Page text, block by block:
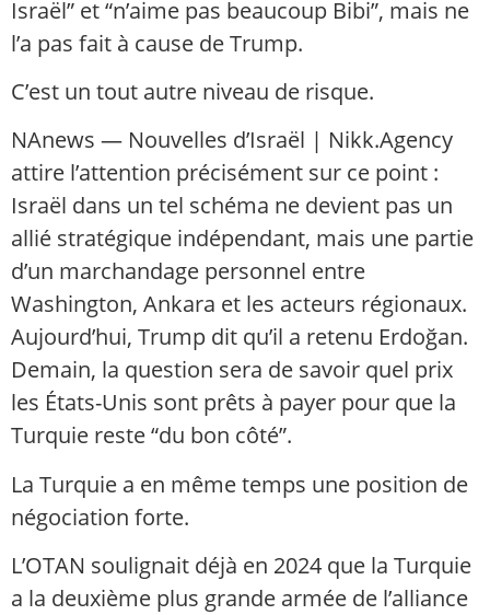
Israël” et “n’aime pas beaucoup Bibi”, mais ne
l’a pas fait à cause de Trump.
C’est un tout autre niveau de risque.
NAnews — Nouvelles d’Israël | Nikk.Agency
attire l’attention précisément sur ce point :
Israël dans un tel schéma ne devient pas un
allié stratégique indépendant, mais une partie
d’un marchandage personnel entre
Washington, Ankara et les acteurs régionaux.
Aujourd’hui, Trump dit qu’il a retenu Erdoğan.
Demain, la question sera de savoir quel prix
les États-Unis sont prêts à payer pour que la
Turquie reste “du bon côté”.
La Turquie a en même temps une position de
négociation forte.
L’OTAN soulignait déjà en 2024 que la Turquie
a la deuxième plus grande armée de l’alliance